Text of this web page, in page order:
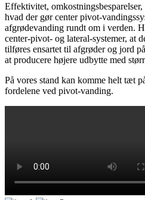
Effektivitet,
hvad der gør center pivot-
afgrødevanding rundt om i verden.
center-pivot- og lateral-systemer, at
tilføres ensartet til afgrøder og jord
at producere højere udbytte med
På vores stand kan komme helt tæt
fordelene ved pivot-vanding.